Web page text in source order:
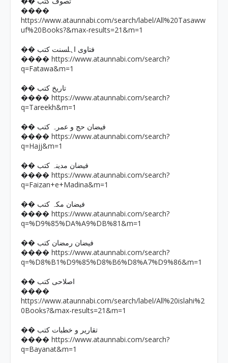
����
https://www.ataunnabi.com/search/label/All%20Tasaww
uf%20Books?&max-results=21&m=1
�� فتاوی اہلسنت کتب
���� https://www.ataunnabi.com/search?
q=Fatawa&m=1
�� تاریخ کتب
���� https://www.ataunnabi.com/search?
q=Tareekh&m=1
�� فیضان حج و عمرہ کتب
���� https://www.ataunnabi.com/search?
q=Hajj&m=1
�� فیضان مدینہ کتب
���� https://www.ataunnabi.com/search?
q=Faizan+e+Madina&m=1
�� فیضان مکہ کتب
���� https://www.ataunnabi.com/search?
q=%D9%85%DA%A9%DB%81&m=1
�� فیضان رمضان کتب
���� https://www.ataunnabi.com/search?
q=%D8%B1%D9%85%D8%B6%D8%A7%D9%86&m=1
�� اصلاحی کتب
����
https://www.ataunnabi.com/search/label/All%20islahi%2
0Books?&max-results=21&m=1
�� تقاریر و خطبات کتب
���� https://www.ataunnabi.com/search?
q=Bayanat&m=1